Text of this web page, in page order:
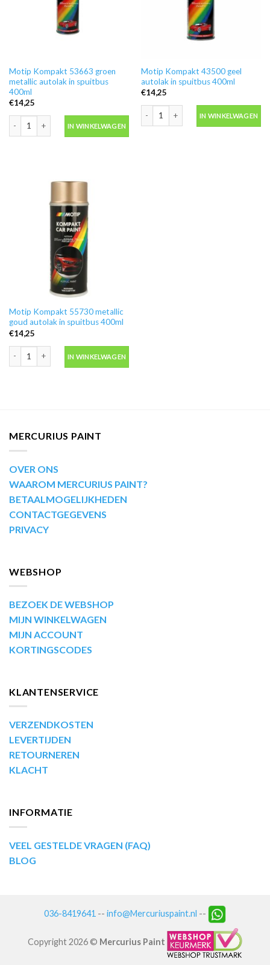
Motip Kompakt 53663 groen
metallic autolak in spuitbus
400ml
€14,25
Motip Kompakt 53663 groen metallic autolak in spuitbus 400ml aantal
IN WINKELWAGEN
Motip Kompakt 43500 geel
autolak in spuitbus 400ml
€14,25
Motip Kompakt 43500 geel autolak
IN WINKELWAGEN
Motip Kompakt 55730 metallic
goud autolak in spuitbus 400ml
€14,25
IN WINKELWAGEN
MERCURIUS PAINT
OVER ONS
WAAROM MERCURIUS PAINT?
BETAALMOGELIJKHEDEN
CONTACTGEGEVENS
PRIVACY
WEBSHOP
BEZOEK DE WEBSHOP
MIJN WINKELWAGEN
MIJN ACCOUNT
KORTINGSCODES
KLANTENSERVICE
VERZENDKOSTEN
LEVERTIJDEN
RETOURNEREN
KLACHT
INFORMATIE
VEEL GESTELDE VRAGEN (FAQ)
BLOG
036-8419641 -- info@Mercuriuspaint.nl --
Copyright 2026 © Mercurius Paint